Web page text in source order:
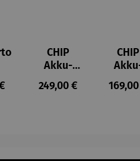
Preis:
CHIP
Akku-
Staubsau
ger
Regulärer Preis:
249,00 €
CHIP
ger